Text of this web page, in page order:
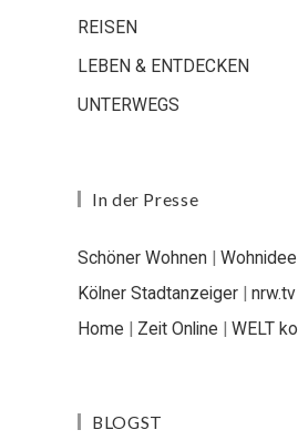
REISEN
LEBEN & ENTDECKEN
UNTERWEGS
In der Presse
Schöner Wohnen | Wohnidee
Kölner Stadtanzeiger | nrw.tv
Home | Zeit Online | WELT
BLOGST